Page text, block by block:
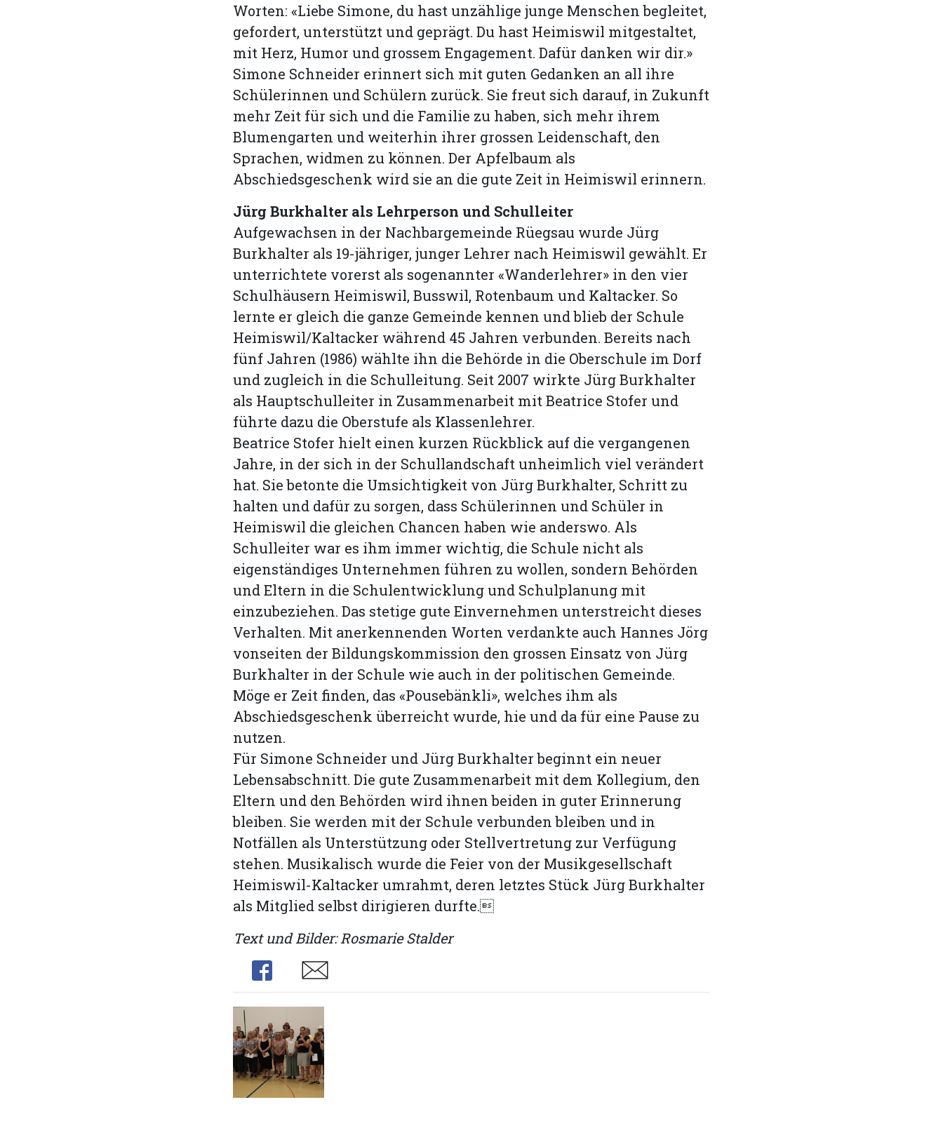
Worten: «Liebe Simone, du hast unzählige junge Menschen begleitet,
gefordert, unterstützt und geprägt. Du hast Heimiswil mitgestaltet,
mit Herz, Humor und grossem Engagement. Dafür danken wir dir.»
Simone Schneider erinnert sich mit guten Gedanken an all ihre
Schülerinnen und Schülern zurück. Sie freut sich darauf, in Zukunft
mehr Zeit für sich und die Familie zu haben, sich mehr ihrem
Blumengarten und weiterhin ihrer grossen Leidenschaft, den
Sprachen, widmen zu können. Der Apfelbaum als
Abschiedsgeschenk wird sie an die gute Zeit in Heimiswil erinnern.
Jürg Burkhalter als Lehrperson und Schulleiter
Aufgewachsen in der Nachbargemeinde Rüegsau wurde Jürg
Burkhalter als 19-jähriger, junger Lehrer nach Heimiswil gewählt. Er
unterrichtete vorerst als sogenannter «Wanderlehrer» in den vier
Schulhäusern Heimiswil, Busswil, Rotenbaum und Kaltacker. So
lernte er gleich die ganze Gemeinde kennen und blieb der Schule
Heimiswil/Kaltacker während 45 Jahren verbunden. Bereits nach
fünf Jahren (1986) wählte ihn die Behörde in die Oberschule im Dorf
und zugleich in die Schulleitung. Seit 2007 wirkte Jürg Burkhalter
als Hauptschulleiter in Zusammenarbeit mit Beatrice Stofer und
führte dazu die Oberstufe als Klassenlehrer.
Beatrice Stofer hielt einen kurzen Rückblick auf die vergangenen
Jahre, in der sich in der Schullandschaft unheimlich viel verändert
hat. Sie betonte die Umsichtigkeit von Jürg Burkhalter, Schritt zu
halten und dafür zu sorgen, dass Schülerinnen und Schüler in
Heimiswil die gleichen Chancen haben wie anderswo. Als
Schulleiter war es ihm immer wichtig, die Schule nicht als
eigenständiges Unternehmen führen zu wollen, sondern Behörden
und Eltern in die Schulentwicklung und Schulplanung mit
einzubeziehen. Das stetige gute Einvernehmen unterstreicht dieses
Verhalten. Mit anerkennenden Worten verdankte auch Hannes Jörg
vonseiten der Bildungskommission den grossen Einsatz von Jürg
Burkhalter in der Schule wie auch in der politischen Gemeinde.
Möge er Zeit finden, das «Pousebänkli», welches ihm als
Abschiedsgeschenk überreicht wurde, hie und da für eine Pause zu
nutzen.
Für Simone Schneider und Jürg Burk­halter beginnt ein neuer
Lebensabschnitt. Die gute Zusammenarbeit mit dem Kollegium, den
Eltern und den Behörden wird ihnen beiden in guter Erinnerung
bleiben. Sie werden mit der Schule verbunden bleiben und in
Notfällen als Unterstützung oder Stellvertretung zur Verfügung
stehen. Musikalisch wurde die Feier von der Musikgesellschaft
Heimiswil-Kaltacker umrahmt, deren letztes Stück Jürg Burk­halter
als Mitglied selbst dirigieren durfte.
Text und Bilder: Rosmarie Stalder
Share
Share